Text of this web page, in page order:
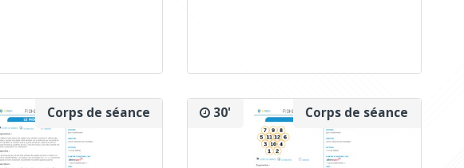
Corps de séance Corps de séance
30'